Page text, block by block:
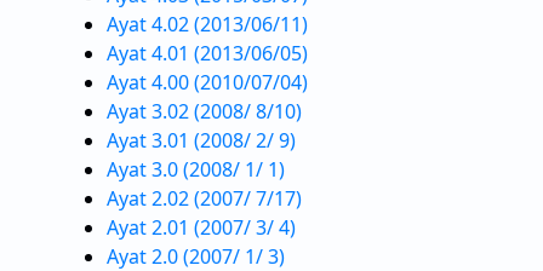
Ayat 4.02 (2013/06/11)
Ayat 4.01 (2013/06/05)
Ayat 4.00 (2010/07/04)
Ayat 3.02 (2008/ 8/10)
Ayat 3.01 (2008/ 2/ 9)
Ayat 3.0 (2008/ 1/ 1)
Ayat 2.02 (2007/ 7/17)
Ayat 2.01 (2007/ 3/ 4)
Ayat 2.0 (2007/ 1/ 3)